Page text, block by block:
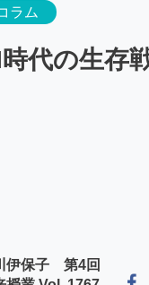
ラム
代の生存
伊保子 第4回